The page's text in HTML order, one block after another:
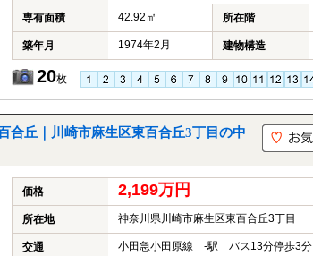
専有面積 42.92㎡ 所在階
築年月 1974年2月 建物構造
20枚
合丘｜川崎市麻生区東百合丘3丁目の中
価格 2,199万円
所在地 神奈川県川崎市麻生区東百合丘3丁目
交通 小田急小田原線 -駅 バス13分停歩3分